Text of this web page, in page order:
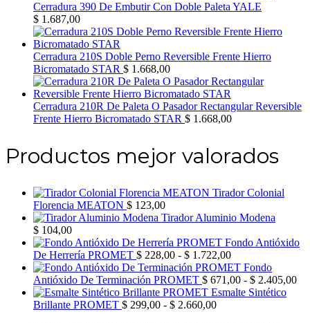
Cerradura 390 De Embutir Con Doble Paleta YALE
$ 1.687,00
Cerradura 210S Doble Perno Reversible Frente Hierro
Bicromatado STAR $ 1.668,00
Cerradura 210R De Paleta O Pasador Rectangular Reversible
Frente Hierro Bicromatado STAR $ 1.668,00
Productos mejor valorados
Tirador Colonial
Florencia MEATON $ 123,00
Tirador Aluminio Modena
$ 104,00
Fondo Antióxido
De Herrería PROMET $ 228,00 - $ 1.722,00Rango
de
precios:
desde
Fondo
Antióxido De Terminación PROMET $ 671,00 - $ 2.405,00
Esmalte Sintético
Brillante PROMET $ 299,00 - $ 2.660,00Rango